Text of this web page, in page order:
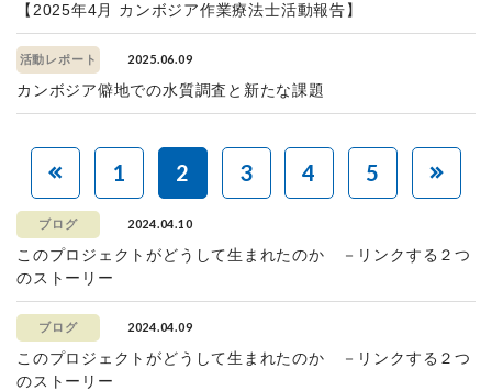
【2025年4月 カンボジア作業療法士活動報告】
活動レポート 2025.06.09
カンボジア僻地での水質調査と新たな課題
1 2 3 4 5
ブログ 2024.04.10
このプロジェクトがどうして生まれたのか －リンクする２つ
のストーリー
ブログ 2024.04.09
このプロジェクトがどうして生まれたのか －リンクする２つ
のストーリー